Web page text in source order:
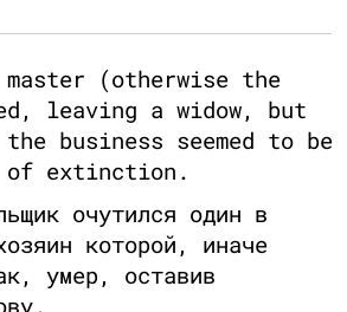
master (otherwise the
leaving a widow, but
business seemed to be
of extinction.
очутился один в
которой, иначе
умер, оставив